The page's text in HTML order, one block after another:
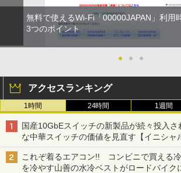
無料で使えるWi-Fi「00000JAPAN」利用
3つのポイント
● ● ●
アクセスランキング
1時間 24時間 1週間
国産10GbEスイッチの新製品が続々投入
な中華スイッチの価値を見直す【イニシャ
これぞ着るエアコン!! コンビニで買える
を冷やす山善の水冷ベストがロードバイク